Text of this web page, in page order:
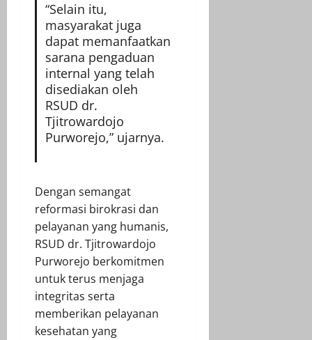
“Selain itu,
masyarakat juga
dapat memanfaatkan
sarana pengaduan
internal yang telah
disediakan oleh
RSUD dr.
Tjitrowardojo
Purworejo,” ujarnya.
Dengan semangat
reformasi birokrasi dan
pelayanan yang humanis,
RSUD dr. Tjitrowardojo
Purworejo berkomitmen
untuk terus menjaga
integritas serta
memberikan pelayanan
kesehatan yang